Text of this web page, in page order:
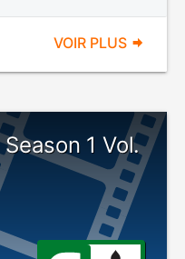
VOIR PLUS
1 Vol.